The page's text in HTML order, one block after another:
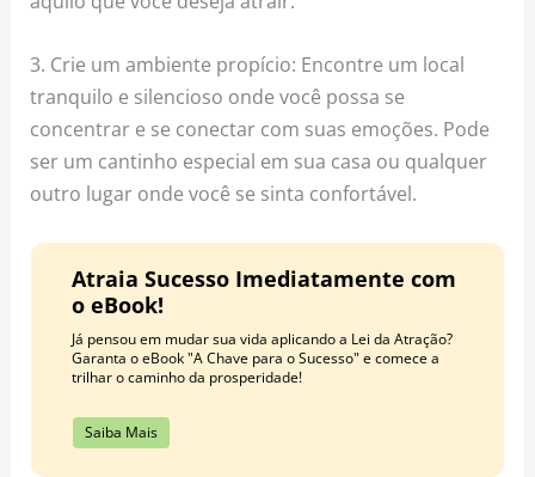
3. Crie um ambiente propício: Encontre um local
tranquilo e silencioso onde você possa se
concentrar e se conectar com suas emoções. Pode
ser um cantinho especial em sua casa ou qualquer
outro lugar onde você se sinta confortável.
Atraia Sucesso Imediatamente com
o eBook!
Já pensou em mudar sua vida aplicando a Lei da Atração?
Garanta o eBook "A Chave para o Sucesso" e comece a
trilhar o caminho da prosperidade!
Saiba Mais